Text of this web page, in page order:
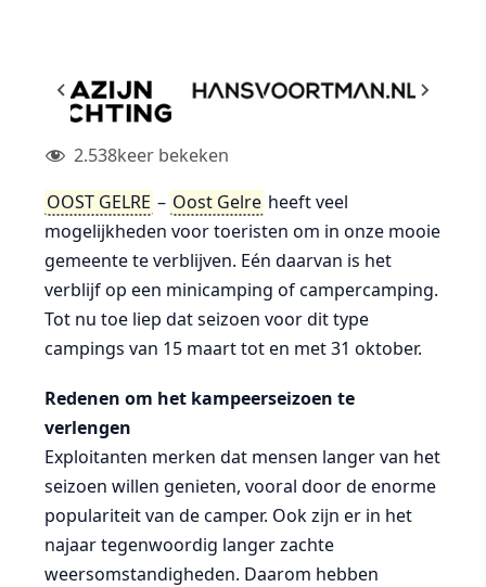
2.538keer bekeken
OOST GELRE – Oost Gelre heeft veel
mogelijkheden voor toeristen om in onze mooie
gemeente te verblijven. Eén daarvan is het
verblijf op een minicamping of campercamping.
Tot nu toe liep dat seizoen voor dit type
campings van 15 maart tot en met 31 oktober.
Redenen om het kampeerseizoen te
verlengen
Exploitanten merken dat mensen langer van het
seizoen willen genieten, vooral door de enorme
populariteit van de camper. Ook zijn er in het
najaar tegenwoordig langer zachte
weersomstandigheden. Daarom hebben